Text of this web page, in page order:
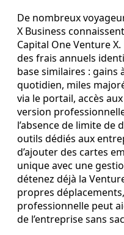
De nombreux
X Business
Capital One Venture
des frais annuels
base similaires : gains
quotidien, miles
via le portail, accès
version
l’absence de limite de
outils dédiés aux
d’ajouter des cartes
unique avec une
détenez déjà la
propres
professionnelle peut
de l’entreprise sans